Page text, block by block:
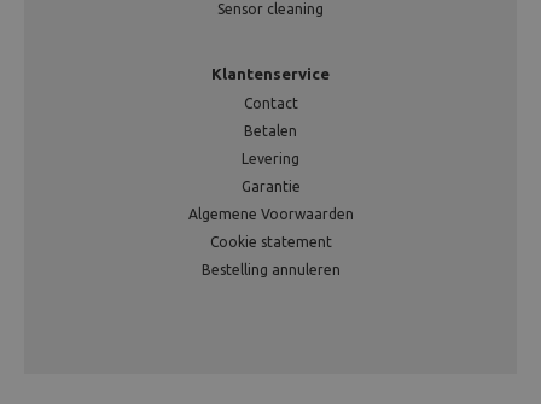
Sensor cleaning
Klantenservice
Contact
Betalen
Levering
Garantie
Algemene Voorwaarden
Cookie statement
Bestelling annuleren